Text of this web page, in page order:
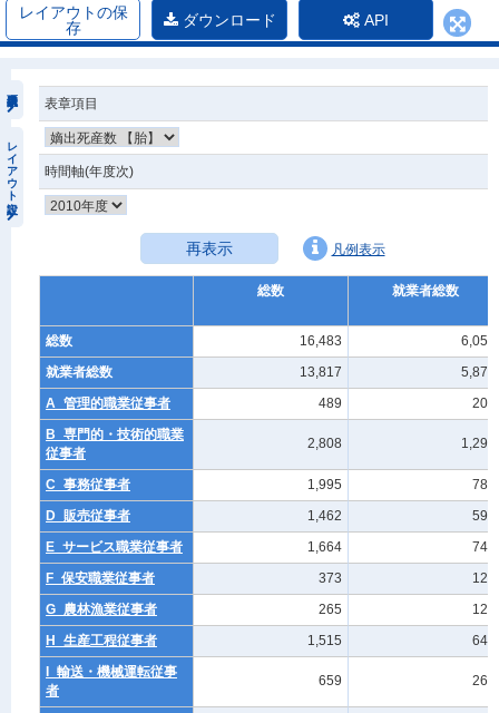
レイアウトの保
存
ダウンロード API
レイアウト設定
表章項目
時間軸(年度次)
再表示 凡例表示
総数 就業者総数
総数 16,483
6,058
就業者総数
13,817
5,872
A_管理的職業従事者
489
207
B_専門的・技術的職業
従事者
2,808 1,291
C_事務従事者 1,995
787
D_販売従事者
1,462
590
E_サービス職業従事者
1,664
745
F_保安職業従事者
373
127
G_農林漁業従事者
265
129
H_生産工程従事者
1,515
640
I_輸送・機械運転従事
者
659 267